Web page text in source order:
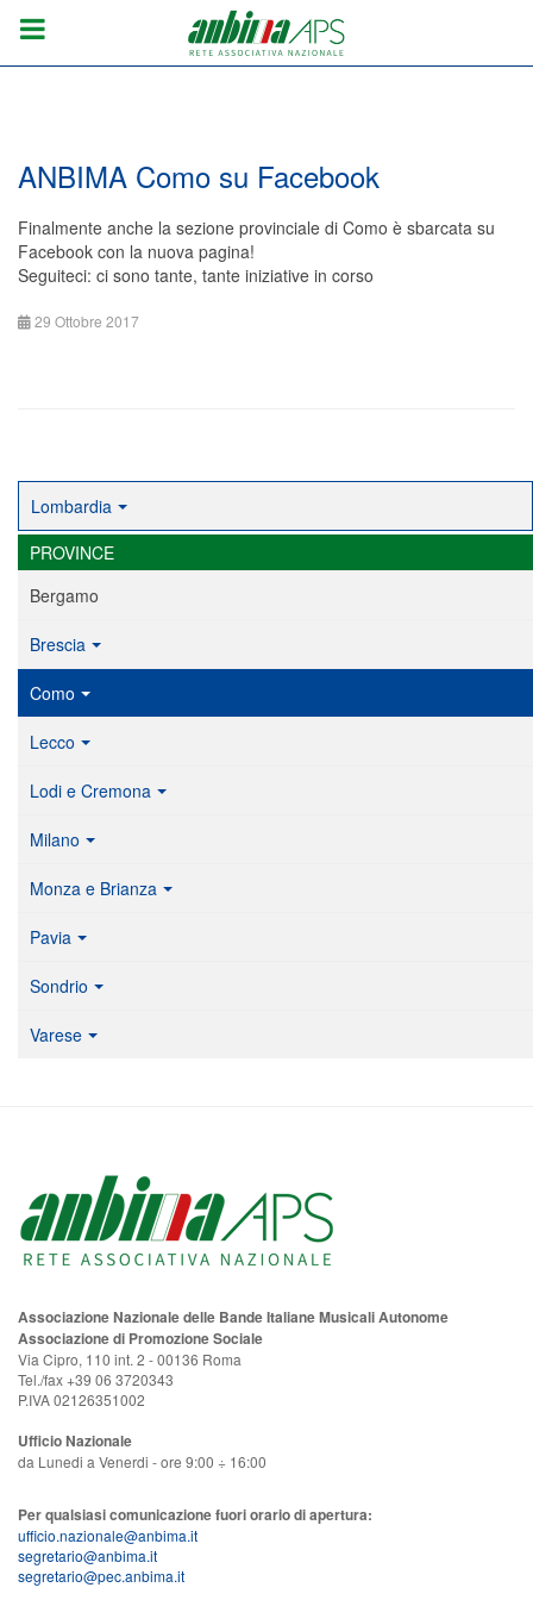
ANBIMA Como su Facebook
Finalmente anche la sezione provinciale di Como è sbarcata su
Facebook con la nuova pagina!
Seguiteci: ci sono tante, tante iniziative in corso
29 Ottobre 2017
Lombardia
PROVINCE
Bergamo
Brescia
Como
Lecco
Lodi e Cremona
Milano
Monza e Brianza
Pavia
Sondrio
Varese
Associazione Nazionale delle Bande Italiane Musicali Autonome
Associazione di Promozione Sociale
Via Cipro, 110 int. 2 - 00136 Roma
Tel./fax +39 06 3720343
P.IVA 02126351002
Ufficio Nazionale
da Lunedi a Venerdi - ore 9:00 ÷ 16:00
Per qualsiasi comunicazione fuori orario di apertura:
ufficio.nazionale@anbima.it
segretario@anbima.it
segretario@pec.anbima.it